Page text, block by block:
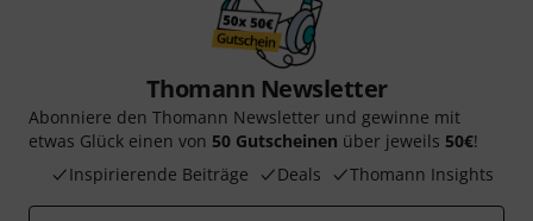
Thomann Newsletter
Abonniere den Thomann Newsletter und gewinne mit
etwas Glück einen von 50 Gutscheinen über jeweils 50€!
Inspirierende Beiträge
Deals Thomann Insights